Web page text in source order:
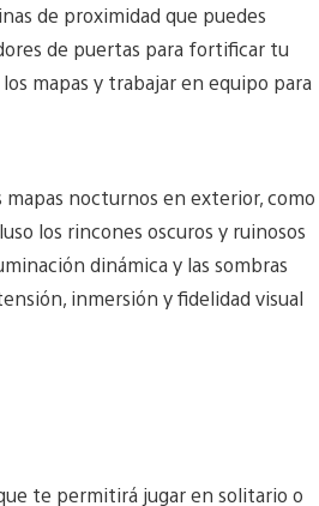
de proximidad que puedes
de puertas para fortificar tu
mapas y trabajar en equipo para
nocturnos en exterior, como
los rincones oscuros y ruinosos
dinámica y las sombras
inmersión y fidelidad visual
te permitirá jugar en solitario o